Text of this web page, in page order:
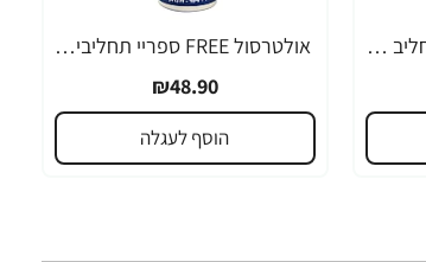
אולטרסול FREE KIDS תחליב הגנה SPF50 מיוחד לילדים 200 מ"ל - ד"ר פישר
אולטרסול FREE ספריי תחליבי לעור רגיש SPF50 ללא שמנים 200 מ"ל - ד"ר פישר
₪48.90
הוסף לעגלה